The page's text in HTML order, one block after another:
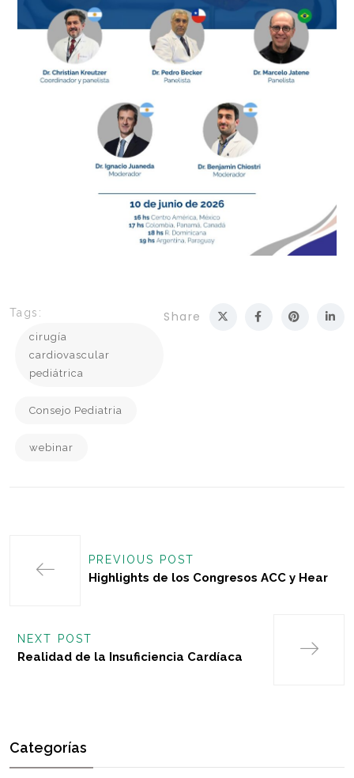
Tags:
cirugía
cardiovascular
pediátrica
Consejo Pediatria
webinar
Share
PREVIOUS POST
Highlights de los Congresos ACC y Hear
NEXT POST
Realidad de la Insuficiencia Cardíaca
Categorías